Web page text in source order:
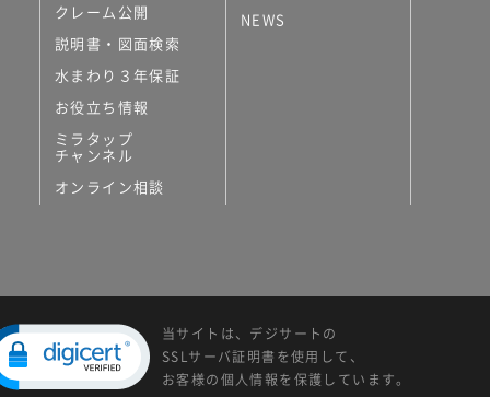
クレーム公開
説明書・図面検索
水まわり３年保証
お役立ち情報
ミラタップ
チャンネル
オンライン相談
NEWS
当サイトは、デジサートの
SSLサーバ証明書を使用して、
お客様の個人情報を保護しています。